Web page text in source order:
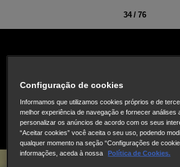
34 / 76
Configuração de cookies
Informamos que utilizamos cookies próprios e de
melhor experiência de navegação e fornecer análises
personalizar os anúncios de acordo com os seus
“Aceitar cookies” você aceita o seu uso, podendo
qualquer momento na seção “Configurações de
informações, aceda à nossa
Política de Cookies.